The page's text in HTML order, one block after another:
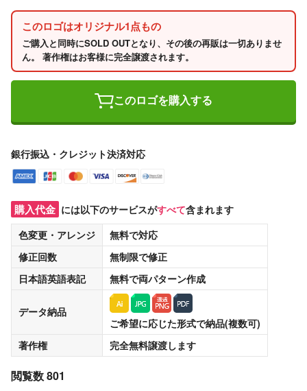
このロゴはオリジナル1点もの
ご購入と同時にSOLD OUTとなり、その後の再販は一切ありませ
ん。 著作権はお客様に完全譲渡されます。
このロゴを購入する
銀行振込・クレジット決済対応
購入代金 には以下のサービスがすべて含まれます
色変更・アレンジ
無料で対応
修正回数
無制限で修正
日本語英語表記
無料で両パターン作成
データ納品
ご希望に応じた形式で納品(複数可)
著作権
完全無料譲渡します
閲覧数 801